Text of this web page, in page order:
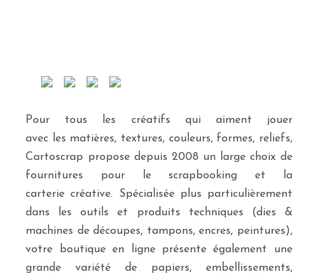
Pour tous les créatifs qui aiment jouer
avec les matières, textures, couleurs, formes, reliefs,
Cartoscrap propose depuis 2008 un large choix de
fournitures pour le scrapbooking et la
carterie créative. Spécialisée plus particulièrement
dans les outils et produits techniques (dies &
machines de découpes, tampons, encres, peintures),
votre boutique en ligne présente également une
grande variété de papiers, embellissements,